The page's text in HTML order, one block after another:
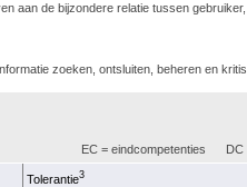
aan de bijzondere relatie tussen
zoeken, ontsluiten, beheren en
EC = eindcompetenties DC
Tolerantie3